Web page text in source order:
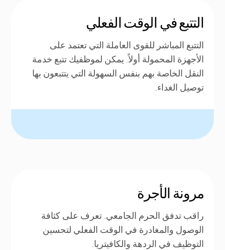
التتبع في الوقت الفعلي
التتبع المباشر للقوى العاملة التي تعتمد على
الأجهزة المحمولة أولاً. يمكن لموظفيك تتبع خدمة
النقل الخاصة بهم بنفس السهولة التي يتتبعون بها
توصيل الغداء.
مرونة الأجرة
راقب تدفق الحرم الجامعي. تعرف على كثافة
الوصول والمغادرة في الوقت الفعلي لتحسين
التوظيف في الردهة والكافيتريا.